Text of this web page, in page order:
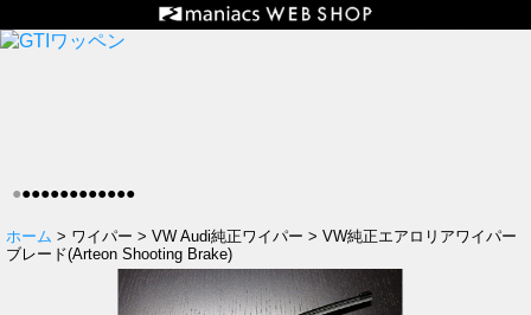
●●●●●●●●●●●●●
ホーム > ワイパー > VW Audi純正ワイパー > VW純正エアロリアワイパー
ブレード(Arteon Shooting Brake)